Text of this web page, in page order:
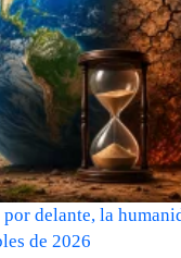
por delante, la
de 2026